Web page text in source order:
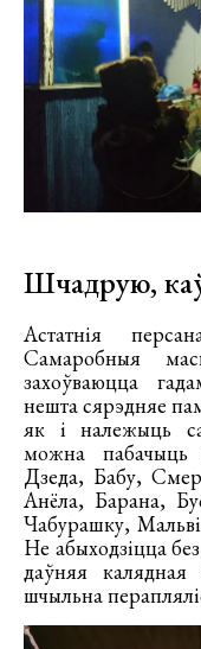
Шчадрую,
Астатнія
Самаробныя
захоўваюцца
нешта сярэдняе
як і належыць
можна пабачыць
Дзеда, Бабу,
Анёла, Барана,
Чабурашку,
Не абыходзіцца
даўняя калядная
шчыльна